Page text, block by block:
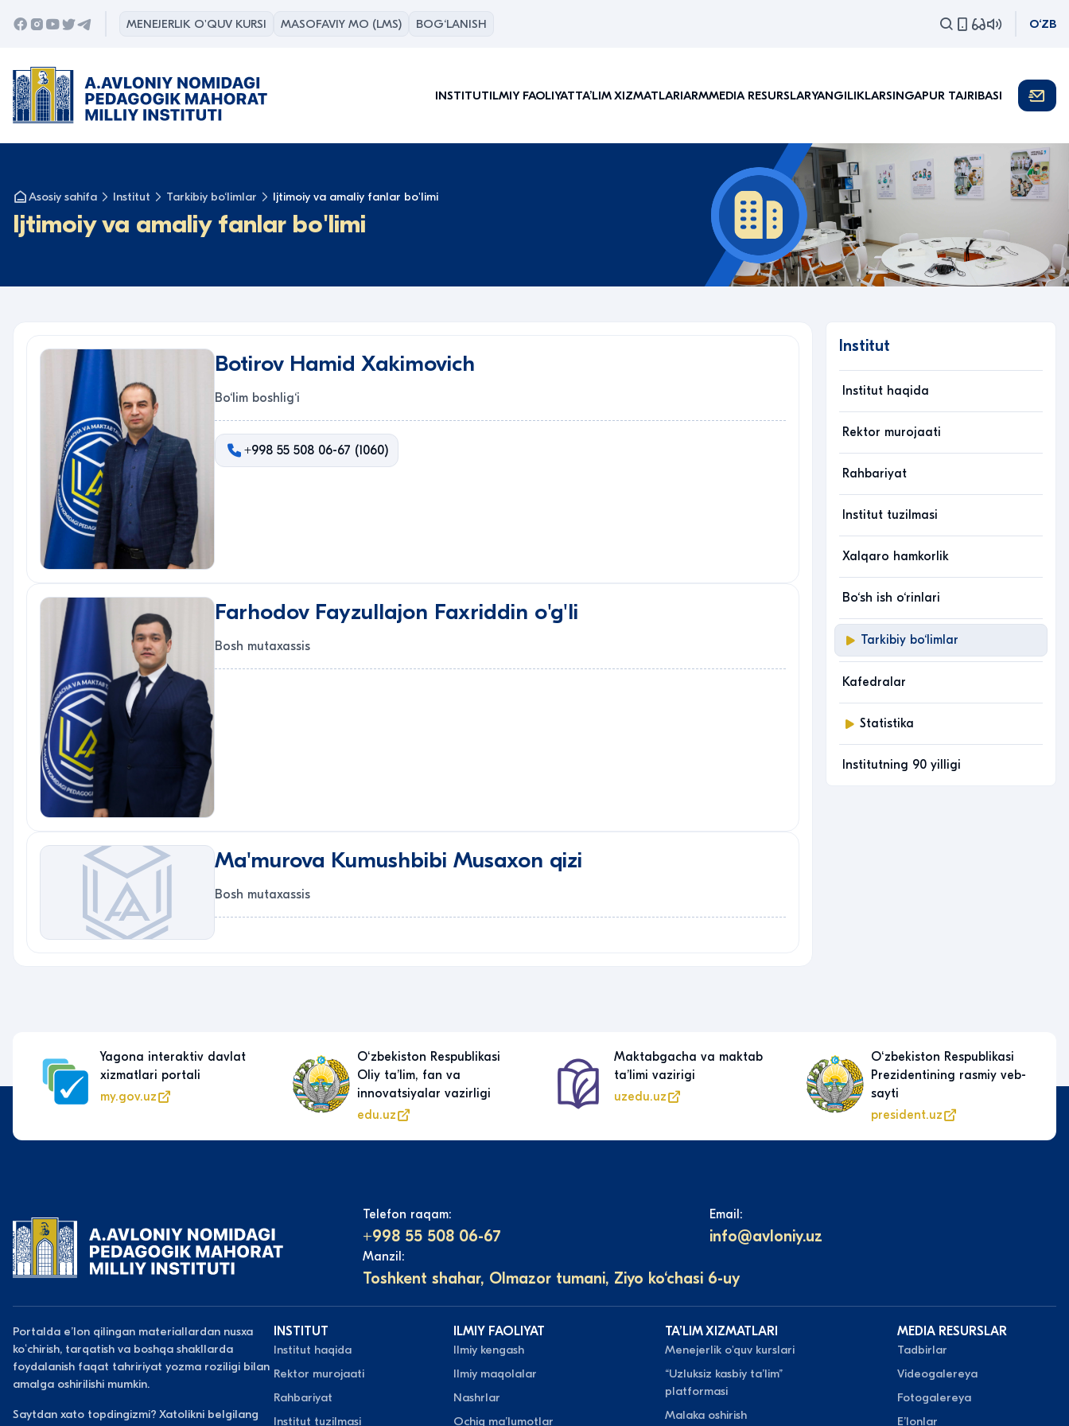
MENEJERLIK O'QUV KURSI MASOFAVIY MO (LMS) BOG‘LANISH O‘ZB
INSTITUTILMIY FAOLIYATTAʼLIM XIZMATLARIARMMEDIA RESURSLARYANGILIKLARSINGAPUR TAJRIBASI
Asosiy sahifa Institut Tarkibiy bo‘limlar Ijtimoiy va amaliy fanlar bo'limi
Ijtimoiy va amaliy fanlar bo'limi
Botirov Hamid Xakimovich
Bo‘lim boshlig‘i
+998 55 508 06-67 (1060)
Farhodov Fayzullajon Faxriddin o'g'li
Bosh mutaxassis
Ma'murova Kumushbibi Musaxon qizi
Bosh mutaxassis
Institut
Institut haqida
Rektor murojaati
Rahbariyat
Institut tuzilmasi
Xalqaro hamkorlik
Bo‘sh ish o‘rinlari
Tarkibiy bo‘limlar
Kafedralar
Statistika
Institutning 90 yilligi
Yagona interaktiv davlat
xizmatlari portali
my.gov.uz
Oʻzbekiston Respublikasi
Oliy taʼlim, fan va
innovatsiyalar vazirligi
edu.uz
Maktabgacha va maktab
taʼlimi vazirigi
uzedu.uz
Oʻzbekiston Respublikasi
Prezidentining rasmiy veb-
sayti
president.uz
Telefon raqam:
+998 55 508 06-67
Email:
info@avloniy.uz
Manzil:
Toshkent shahar, Olmazor tumani, Ziyo ko‘chasi 6-uy
Portalda eʼlon qilingan materiallardan nusxa
koʻchirish, tarqatish va boshqa shakllarda
foydalanish faqat tahririyat yozma roziligi bilan
amalga oshirilishi mumkin.
Saytdan xato topdingizmi? Xatolikni belgilang
INSTITUT
Institut haqida
Rektor murojaati
Rahbariyat
Institut tuzilmasi
ILMIY FAOLIYAT
Ilmiy kengash
Ilmiy maqolalar
Nashrlar
Ochiq maʼlumotlar
TAʼLIM XIZMATLARI
Menejerlik o'quv kurslari
“Uzluksiz kasbiy taʼlim”
platformasi
Malaka oshirish
MEDIA RESURSLAR
Tadbirlar
Videogalereya
Fotogalereya
Eʼlonlar